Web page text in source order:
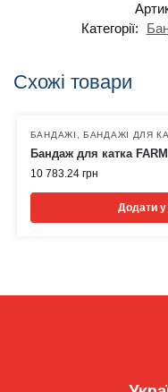
Категорії:
Схожі товари
БАНДАЖІ ,БАНДАЖІ ДЛЯ
Бандаж для катка
10 783.24 грн
Додати